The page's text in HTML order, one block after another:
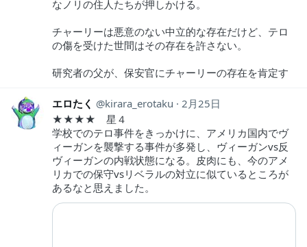
なノリの住人たちが押しかける。
チャーリーは悪意のない中立的な存在だけど、テロ
の傷を受けた世間はその存在を許さない。
研究者の父が、保安官にチャーリーの存在を肯定す
エロたく kirara_erotaku
2月25日
★★★★ 星４
学校でのテロ事件をきっかけに、アメリカ国内でヴ
ィーガンを襲撃する事件が多発し、ヴィーガンvs反
ヴィーガンの内戦状態になる。皮肉にも、今のアメ
リカでの保守vsリベラルの対立に似ているところが
あるなと思えました。